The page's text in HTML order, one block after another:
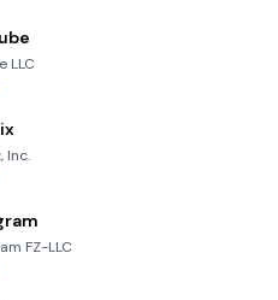
LLC
Inc.
FZ-LLC